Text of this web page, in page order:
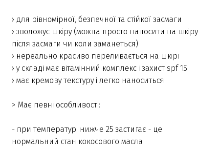
› для рівномірної, безпечної та стійкої засмаги
› зволожує шкіру (можна просто наносити на шкіру
після засмаги чи коли заманеться)
› нереально красиво переливається на шкірі
› у складі має вітамінний комплекс і захист spf 15
› має кремову текстуру і легко наноситься
> Має певні особливості:
- при температурі нижче 25 застигає - це
нормальний стан кокосового масла